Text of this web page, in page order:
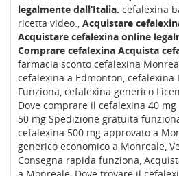
legalmente dall’Italia. cefalexina
ricetta video., Acquistare
Acquistare cefalexina online
Comprare cefalexina Acquista
farmacia sconto cefalexina
cefalexina a Edmonton, cefalexina
Funziona, cefalexina generico
Dove comprare il cefalexina 40
50 mg Spedizione gratuita
cefalexina 500 mg approvato a
generico economico a Monreale,
Consegna rapida funziona,